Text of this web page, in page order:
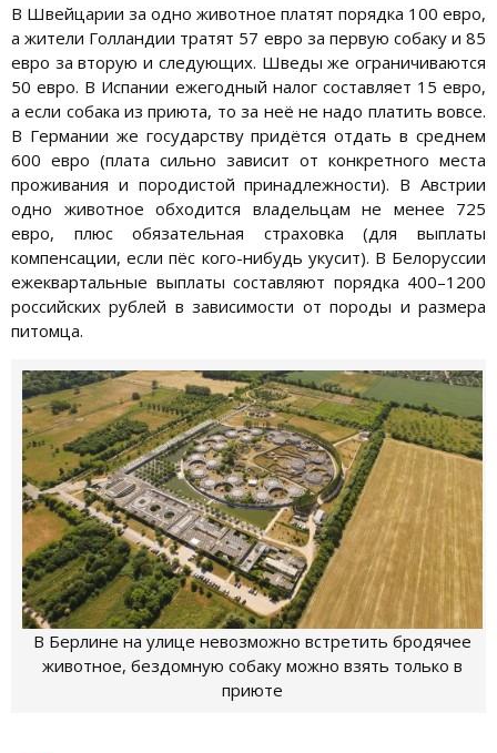
В Швейцарии за одно животное платят порядка 100 евро,
а жители Голландии тратят 57 евро за первую собаку и 85
евро за вторую и следующих. Шведы же ограничиваются
50 евро. В Испании ежегодный налог составляет 15 евро,
а если собака из приюта, то за неё не надо платить вовсе.
В Германии же государству придётся отдать в среднем
600 евро (плата сильно зависит от конкретного места
проживания и породистой принадлежности). В Австрии
одно животное обходится владельцам не менее 725
евро, плюс обязательная страховка (для выплаты
компенсации, если пёс кого-нибудь укусит). В Белоруссии
ежеквартальные выплаты составляют порядка 400–1200
российских рублей в зависимости от породы и размера
питомца.
В Берлине на улице невозможно встретить бродячее
животное, бездомную собаку можно взять только в
приюте